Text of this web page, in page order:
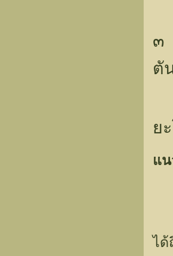
ฝ่
๓
ตั
ย
แ
-
-
ไ